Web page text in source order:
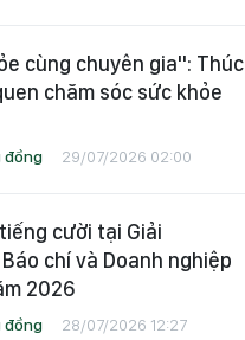
cùng chuyên gia": Thúc
chăm sóc sức khỏe
đồng 29/07/2026 02:00
cười tại Giải
chí và Doanh nghiệp
2026
đồng 28/07/2026 12:27